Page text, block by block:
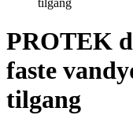
tilgang
PROTEK
faste
tilgang